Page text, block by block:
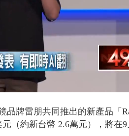
牌雷朋共同推出的新產品「
（約新台幣 2.6萬元），將在9